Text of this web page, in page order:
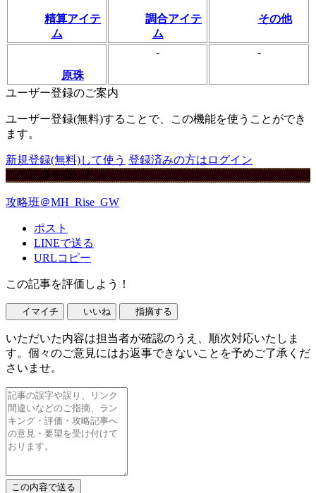
精算アイテ
ム
調合アイテ
ム
その他
原珠
- -
ユーザー登録のご案内
ユーザー登録(無料)することで、この機能を使うことができ
ます。
新規登録(無料)して使う 登録済みの方はログイン
この記事を書いた人
攻略班＠MH_Rise_GW
ポスト
LINEで送る
URLコピー
この記事を評価しよう！
イマイチ いいね 指摘する
いただいた内容は担当者が確認のうえ、順次対応いたしま
す。個々のご意見にはお返事できないことを予めご了承くだ
さいませ。